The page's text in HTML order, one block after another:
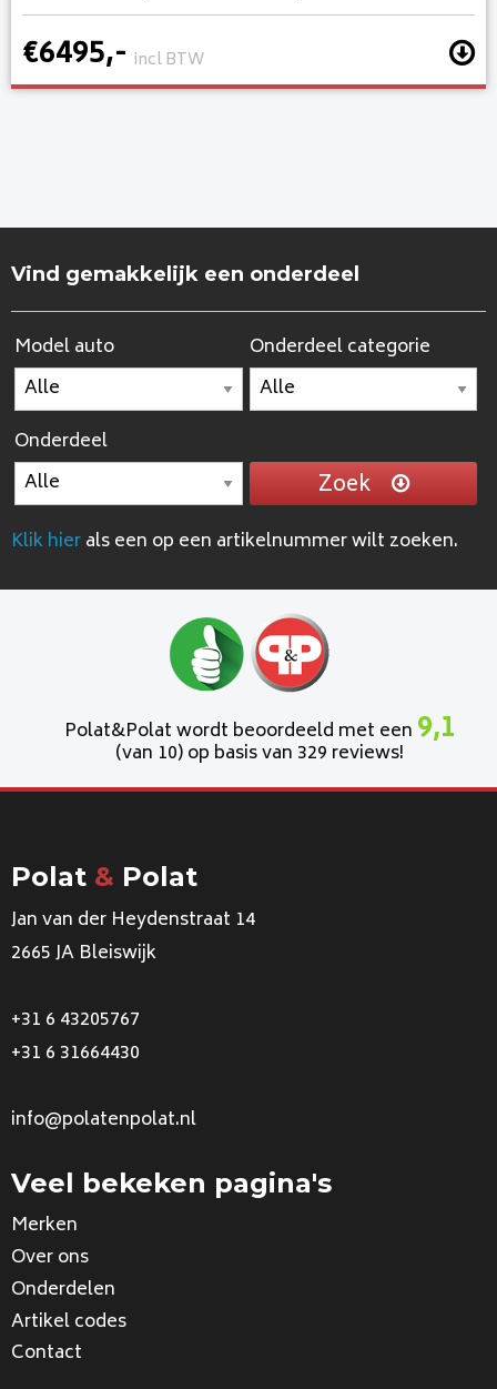
€6495,- incl BTW
Vind gemakkelijk een onderdeel
Model auto Onderdeel categorie
Onderdeel
Zoek
Klik hierals een op een artikelnummer wilt zoeken.
Polat&Polat wordt beoordeeld met een 9,1
(van 10) op basis van 329 reviews!
Polat & Polat
Jan van der Heydenstraat 14
2665 JA Bleiswijk
+31 6 43205767
+31 6 31664430
info@polatenpolat.nl
Veel bekeken pagina's
Merken
Over ons
Onderdelen
Artikel codes
Contact